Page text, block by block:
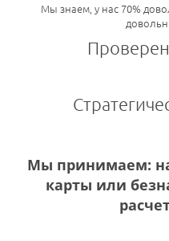
Мы знаем, у нас 70%
Мы принимаем:
карты или